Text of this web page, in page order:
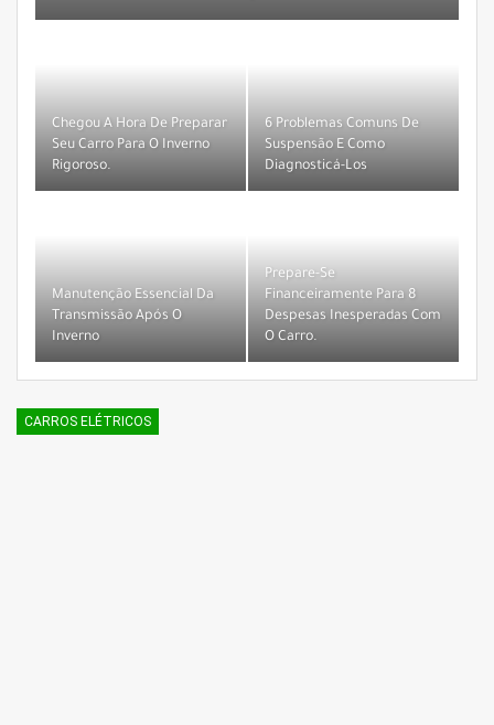
Chegou A Hora De Preparar
Seu Carro Para O Inverno
Rigoroso.
6 Problemas Comuns De
Suspensão E Como
Diagnosticá-Los
Manutenção Essencial Da
Transmissão Após O
Inverno
Prepare-Se
Financeiramente Para 8
Despesas Inesperadas Com
O Carro.
CARROS ELÉTRICOS